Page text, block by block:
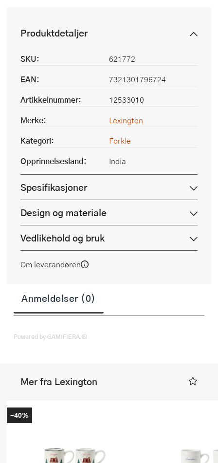
Produktdetaljer
SKU:
621772
EAN:
7321301796724
Artikkelnummer:
12533010
Merke:
Lexington
Kategori:
Forkle
Opprinnelsesland:
India
Spesifikasjoner
Design og materiale
Vedlikehold og bruk
Om leverandøren
Anmeldelser (0)
Powered by GAMIFIERA.®
Mer fra Lexington
-40%